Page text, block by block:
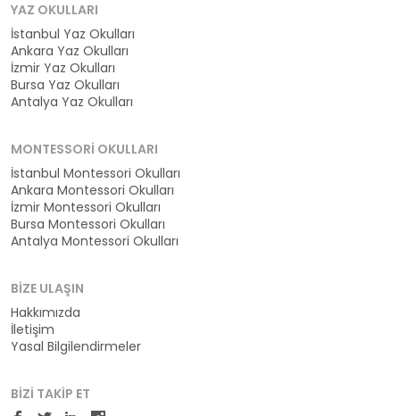
YAZ OKULLARI
İstanbul Yaz Okulları
Ankara Yaz Okulları
İzmir Yaz Okulları
Bursa Yaz Okulları
Antalya Yaz Okulları
MONTESSORI OKULLARI
İstanbul Montessori Okulları
Ankara Montessori Okulları
İzmir Montessori Okulları
Bursa Montessori Okulları
Antalya Montessori Okulları
BIZE ULAŞIN
Hakkımızda
İletişim
Yasal Bilgilendirmeler
BIZI TAKIP ET